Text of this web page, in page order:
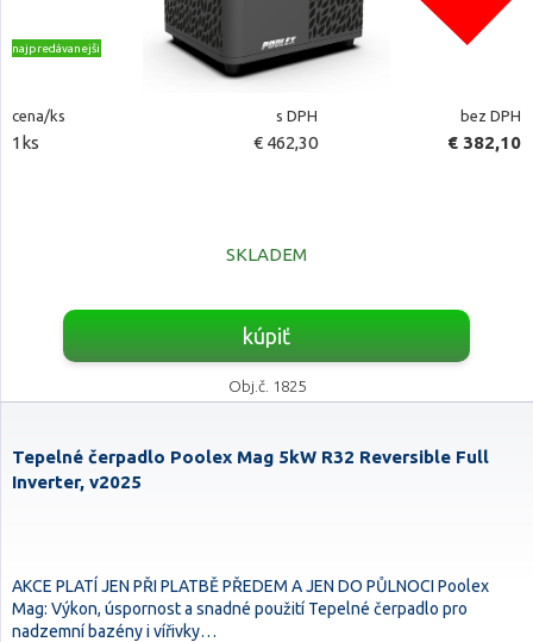
najpredávanejšie
cena/ks s DPH bez DPH
1ks € 462,30 € 382,10
SKLADEM
kúpiť
Obj.č. 1825
Tepelné čerpadlo Poolex Mag 5kW R32 Reversible Full
Inverter, v2025
AKCE PLATÍ JEN PŘI PLATBĚ PŘEDEM A JEN DO PŮLNOCI Poolex
Mag: Výkon, úspornost a snadné použití Tepelné čerpadlo pro
nadzemní bazény i vířivky…